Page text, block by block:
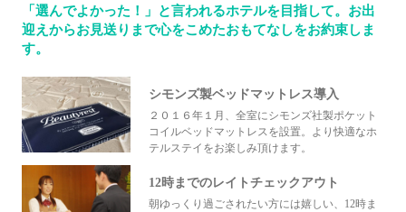
「選んでよかった！」と言われるホテルを目指して。お出
迎えからお見送りまで心をこめたおもてなしをお約束しま
す。
シモンズ製ベッドマットレス導入
２０１６年１月、全室にシモンズ社製ポケット
コイルベッドマットレスを設置。より快適なホ
テルステイをお楽しみ頂けます。
12時までのレイトチェックアウト
朝ゆっくり過ごされたい方には嬉しい、12時ま